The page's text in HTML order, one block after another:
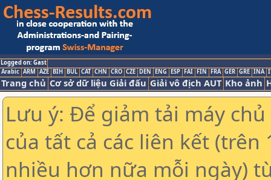
Logged on: Gast
Arabic ARM AZE BIH BUL CAT CHN CRO CZE DEN ENG ESP FAI FIN FRA GER GRE INA
Trang chủ Cơ sở dữ liệu Giải đấu Giải vô địch AUT Kho ảnh
Lưu ý: Để giảm tải máy
của tất cả các liên kết (trên
nhiều hơn nữa mỗi ngày)